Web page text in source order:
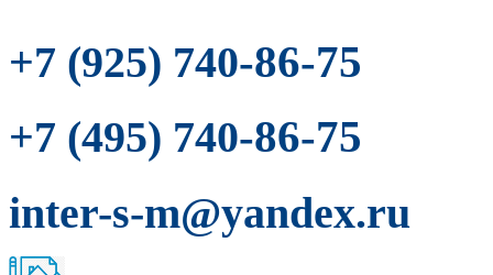
+7 (925) 740-86-75
+7 (495) 740-86-75
inter-s-m@yandex.ru